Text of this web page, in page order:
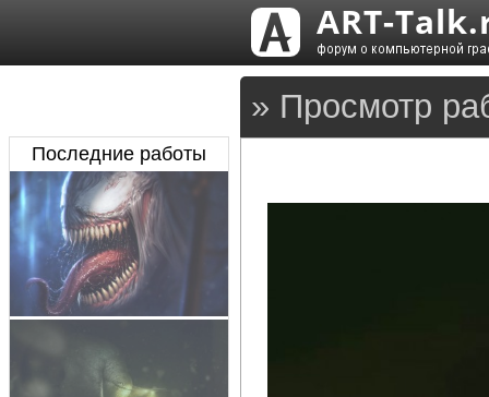
» Просмотр
Последние работы